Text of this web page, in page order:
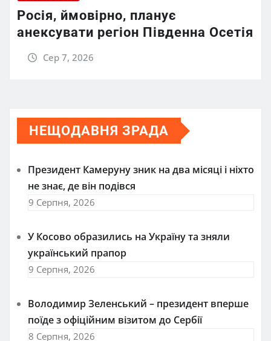
Росія, ймовірно, планує
анексувати регіон Південна Осетія
Сер 7, 2026
НЕЩОДАВНЯ ЗРАДА
Президент Камеруну зник на два місяці і ніхто
не знає, де він подівся
9 Серпня, 2026
У Косово образились на Україну та зняли
український прапор
9 Серпня, 2026
Володимир Зеленський – президент вперше
поїде з офіційним візитом до Сербії
8 Серпня, 2026